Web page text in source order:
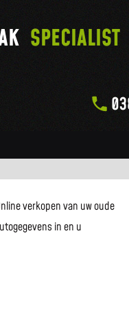
SPECIALIST
verkopen van uw oude
in en u